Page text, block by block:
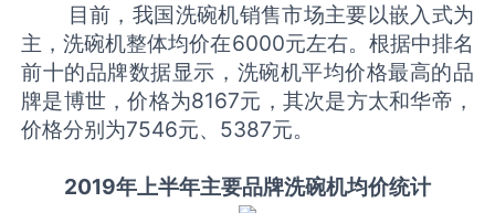
目前，我国洗碗机销售市场主要以嵌入式为
主，洗碗机整体均价在6000元左右。根据中排名
前十的品牌数据显示，洗碗机平均价格最高的品
牌是博世，价格为8167元，其次是方太和华帝，
价格分别为7546元、5387元。
2019年上半年主要品牌洗碗机均价统计